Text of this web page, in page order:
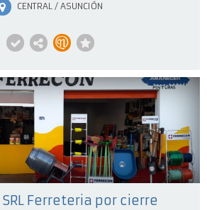
CENTRAL / ASUNCIÓN
Ferreteria por cierre